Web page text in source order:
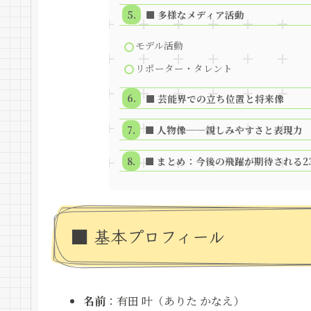
■ 多様なメディア活動
モデル活動
リポーター・タレント
■ 芸能界での立ち位置と将来像
■ 人物像──親しみやすさと表現力
■ まとめ：今後の飛躍が期待される
■ 基本プロフィール
名前 ：有田 叶（ありた かなえ）